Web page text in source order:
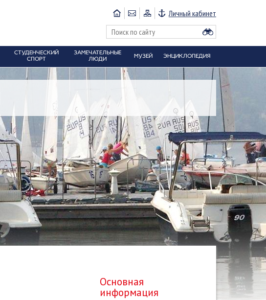
Личный кабинет
СТУДЕНЧЕСКИЙ
СПОРТ
ЗАМЕЧАТЕЛЬНЫЕ
ЛЮДИ
МУЗЕЙ ЭНЦИКЛОПЕДИЯ
Основная
информация